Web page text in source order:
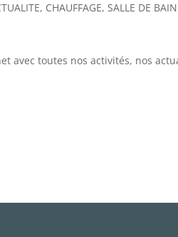
, CHAUFFAGE,SALLE DE BAIN
avec toutes nos activités, nos